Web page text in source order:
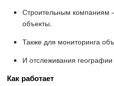
Строительным компаниям
объекты.
Также для мониторинга
И отслеживания географии
Как работает